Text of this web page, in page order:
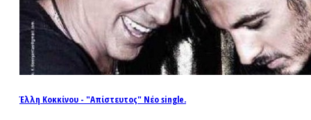
Έλλη Κοκκίνου - "Απίστευτος" Νέο single.